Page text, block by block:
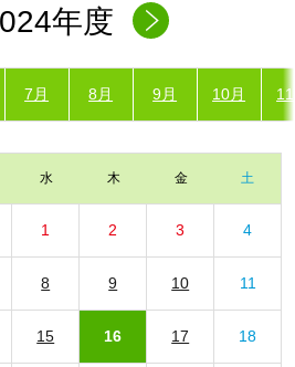
年度
7月 8月 9月 10月
水 木 金 土
1 2 3 4
8 9 10 11
15 16 17 18